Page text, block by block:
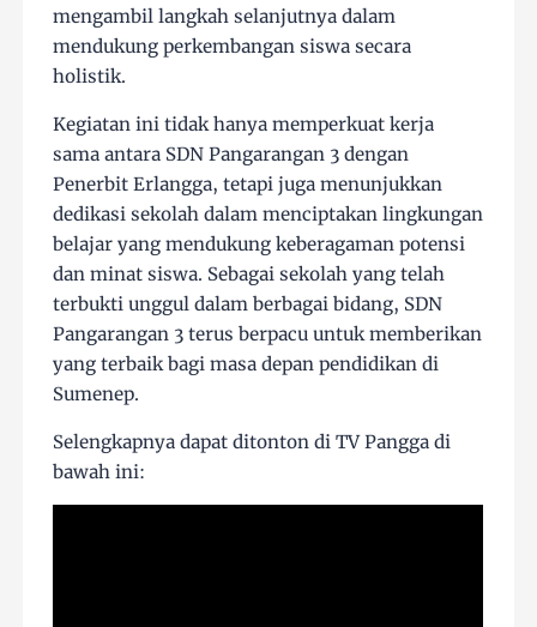
mengambil langkah selanjutnya dalam
mendukung perkembangan siswa secara
holistik.
Kegiatan ini tidak hanya memperkuat kerja
sama antara SDN Pangarangan 3 dengan
Penerbit Erlangga, tetapi juga menunjukkan
dedikasi sekolah dalam menciptakan lingkungan
belajar yang mendukung keberagaman potensi
dan minat siswa. Sebagai sekolah yang telah
terbukti unggul dalam berbagai bidang, SDN
Pangarangan 3 terus berpacu untuk memberikan
yang terbaik bagi masa depan pendidikan di
Sumenep.
Selengkapnya dapat ditonton di TV Pangga di
bawah ini: